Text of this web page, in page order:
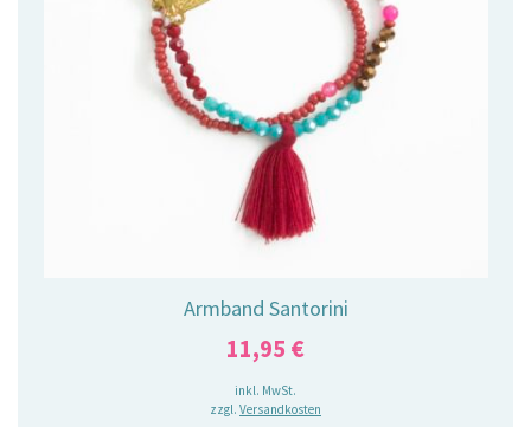
Armband Santorini
11,95 €
inkl. MwSt.
zzgl. Versandkosten